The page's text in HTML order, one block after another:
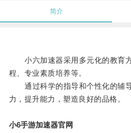
简介
小六加速器采用多元化的教育
程、专业素质培养等。
通过科学的指导和个性化的辅
力，提升能力，塑造良好的品格。
小6手游加速器官网